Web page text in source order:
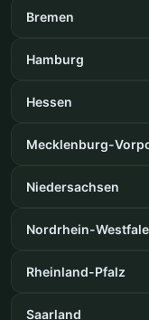
Bremen
Hamburg
Hessen
Mecklenburg-
Niedersachsen
Nordrhein-
Rheinland-Pfalz
Saarland